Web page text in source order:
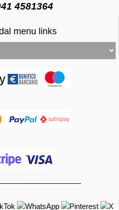
4581364
menu links